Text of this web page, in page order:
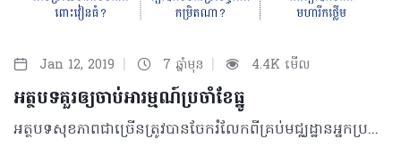
Jan 12, 2019 | 7 ឆ្នាំមុន | 4.4K មើល
អត្ថបទគួរឲ្យចាប់អារម្មណ៍ប្រចាំខែធ្នូ
អត្ថបទសុខភាពជាច្រើនត្រូវបានចែករំលែកពីគ្រប់មជ្ឈដ្ឋានអ្នកប្រកបវិជ្ជាជីវសុខាភិបាល ក្នុងគោលបំណងដើម្បីរួមចំណែកលើកកម្ពស់សុខភាពប្រជាជនកម្ពុជា ជាក់ស្តែង ៣អត្ថបទដែលទទួលបានការគាំទ្រយ៉ាងច្រើនជាងគេនោះ រួមមាន៖ ១. នរណាខ្លះអាចប្រឈមនឹងមហារីកពោះវៀនធំ? ផ្អែកទៅលើការសិក្សារបស់អង្គការសុខភាពពិភពលោកក្នុងឆ្នាំ ២០១៤ បានឲ្យដឹងថាពេលនោះ ប្រទេសកម្ពុជាយើងមានចំនួនប្រជាជនសរុប១៤ ៨៦៥ ០០០ នាក់ ក្នុងនោះចំនួនអ្នកជំងឺមហារីកពោះវៀនធំ មានការកើតឡើងច្រើនគួរឲ្យកត់សម្គាល់ ដែលបុរសមានចំនួន ៤៤៥ករណីថ្មី និងស្ត្រីមានចំនួន ៣៩៤ករណីថ្មី។ គេសង្កេតឃើញថា អត្រាមរណភាពក្នុងចំណោមជំងឺមហារីកគ្រប់ប្រភេទទាំងអស់ ជំងឺមហារីកពោះវៀនធំមានរហូតដល់ ៥%ចំពោះបុរស និយាយរួមច្រើនជាងនារី......នេះបើតាមប្រសាសន៍របស់លោក វេជ្ជបណ្ឌិត ហេង វីរដ្ឋ ឯកទេសជំងឺមហារីក នៃមន្ទីរពេទ្យមិត្តភាពខ្មែរសូវៀត និងជាប្រធានបន្ទប់ពិគ្រោះ និងព្យាបាលជំងឺវេជ្ជបណ្ឌិត ហេង វីរដ្ឋ ចង់ដឹងមូលហេតុច្បាស់សូមចូលទៅកាន់៖ http://healthtime.tips/library/article/1796 ២. មហារីកមាត់ស្បូនព្យាបាលមានប្រសិទ្ធភាពកម្រិតណា? តាមរយៈលោកវេជ្ជបណ្ឌិត ទូច សុជាតិ ឯកទេសជំងឺមហារីក នៃមន្ទីរពេទ្យមិត្តភាពខ្មែរ-សូវៀត… ជំងឺមហារីកមាត់ស្បូន ឬ Cervical Cancer ជាជំងឺមហារីកមួយប្រភេទក្នុងចំណោមមហារីកជាច្រើនកើតមាននៅលើកោសិកាមាត់ស្បូនរបស់ស្ត្រី ដែលវាត្រូវបានបែងចែកជា៤ដំណាក់កាលផ្សេងៗគ្នា។ តាមការប៉ាន់ប្រមាណរបស់អង្គការសុខភាពពិភពលោក Globocan ២០១២ បង្ហាញថាមហារីកមាត់ស្បូនលើស្ត្រីកម្ពុជាមានអត្រាខ្ពស់ រហូតស្ថិតនៅលំដាប់ទី១ ក្នុងចំណោមជំងឺមហារីកលើស្ត្រីកម្ពុជា។ លោកវេជ្ជបណ្ឌិតបន្ថែមថា ជាទូទៅ អ្នកជំងឺមហារីកមាត់ស្បូនកម្រនឹងលេចចេញជារោគសញ្ញាសម្គាល់ច្បាស់លាស់ណាមួយណាស់ នៅដំណាក់កាលដំបូង… ស្រាយចម្ងល់បន្ថែមតាមរយៈ៖ http://healthtime.tips/library/article/1791 ៣. ស្វែងយល់ពីការព្យាបាលជំងឺមហារីកថ្លើម បើយោងតាមតួលេខរបស់ Globocan ឃើញថាចំនួននៃអ្នកជំងឺមហារីកថ្លើមក្នុងតំបន់អាស៊ីសិ្ថតនៅចំណាត់ថ្នាក់លេខ៣ បើធៀបនឹងមហារីកផ្សេងទៀត ប៉ុន្តែ វាមិនត្រូវបានចាត់ទុកជាជំងឺតំណពូជនោះទេ។ ការរលាកថ្លើមរ៉ាំរ៉ៃជាមូលហេតុចម្បង ដែលបង្កឲ្យមានជំងឺមហារីកថ្លើម ទាំងការរលាកថ្លើមប្រភេទB ប្រភេទC ហើយកត្តាដែលធ្វើឲ្យមានការរលាកថ្លើមរ៉ាំរ៉ៃ រួមមាន ការទទួលទានសុរាច្រើន លើសជាតិដែក និងលើសជាតិពុលជាដើម។ លើសពីនេះទៀត អ្នកដែលងាយប្រឈមនឹងជំងឺមហារីកថ្លើមខ្ពស់ជាងគេ គឺអ្នកជំងឺក្រិនថ្លើម។ ដំណាក់កាលដំបូង អ្នកជំងឺមហារីកថ្លើម មិនស្តែងចេញជារោគសញ្ញាណាមួយទេ ប៉ុន្តែ អំឡុងពេលប្រហែល៦ខែបន្ទាប់ដែលជំងឺវិវឌ្ឍដល់ដំណាក់កាលធ្ងន់ធ្ងរ អាចនឹងមានលេចចេញជារោគសញ្ញាដូចជា...... នេះបើតាមប្រសាសន៍របស់លោកវេជ្ជបណ្ឌិត ជា ចាន់ឌី ឯកទេសវិទ្យុសាស្រ្ត រូបភាពវេជ្ជសាស្រ្ត មានតួនាទីជានាយកនៃមន្ទីរសម្រាកព្យាបាល និងសម្ភព សានីន ស្វែងយល់លម្អិតតាមរយៈ៖ http://healthtime.tips/library/article/1790 ©2019 រក្សាសិទ្ធិគ្រប់យ៉ាង​ដោយ Healthtime Corporation ចំពោះគ្រប់អត្ថបទដោយគ្មានផ្នែកណាមួយត្រូវបោះពុម្ពផ្សាយចូល ប្រព័ន្ធអ៊ីនធឺណែតឧបករណ៍អេឡិចត្រូនិកអាត់ជាសំឡេងឬថតចំលងគ្រប់រូបភាពដោយគ្មានការអនុញ្ញាតឡើយ